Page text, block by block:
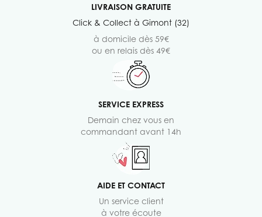
LIVRAISON GRATUITE
Click & Collect à Gimont (32)
à domicile dès 59€
ou en relais dès 49€
SERVICE EXPRESS
Demain chez vous en
commandant avant 14h
AIDE ET CONTACT
Un service client
à votre écoute